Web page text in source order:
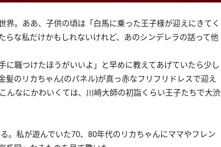
。ああ、子供の頃は「白馬に乗った王子様が迎えにきてく
な私だけかもしれないけれど、あのシンデレラの話って他
職つけたほうがいいよ」と早めに教えてあげていたら少し
のリカちゃん(のパネル)が真っ赤なフリフリドレスで迎え
んなにかわいくては、川崎大師の初詣くらい王子たちで大渋
私が遊んでいた70、80年代のリカちゃんにママやフレン